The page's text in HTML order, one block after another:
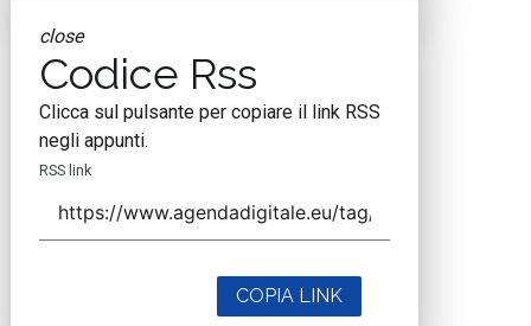
close
Codice Rss
Clicca sul pulsante per copiare il link RSS
negli appunti.
RSS link
COPIA LINK